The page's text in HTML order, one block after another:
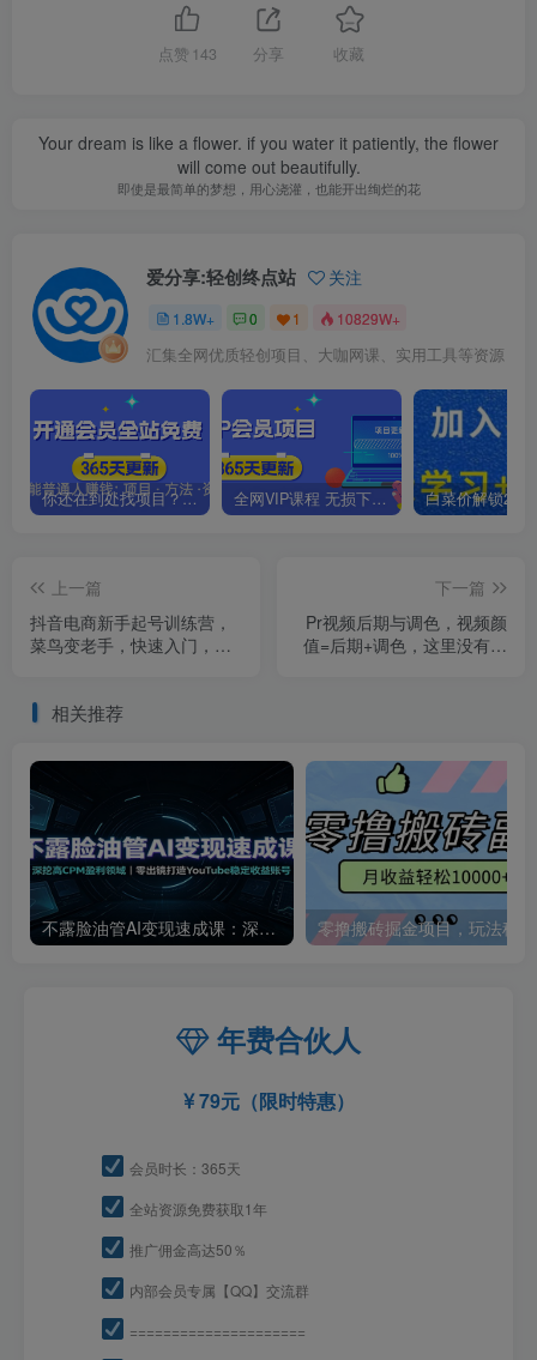
点赞 143 分享 收藏
Your dream is like a flower. if you water it patiently, the flower
will come out beautifully.
即使是最简单的梦想，用心浇灌，也能开出绚烂的花
爱分享:轻创终点站 关注
1.8W+ 0 1 10829W+
汇集全网优质轻创项目、大咖网课、实用工具等资源
你还在到处找项目？还在当韭菜？我靠卖项目一个月收入5万+，曾经我也是个失败者。 全网VIP课程 无损下载~.~
上一篇
抖音电商新手起号训练营，
菜鸟变老手，快速入门，新
下一篇
Pr视频后期与调色，视频颜
值=后期+调色，这里没有套
相关推荐
不露脸油管AI变现速成课：深挖高CPM盈利领域，零出镜打造YouTube稳定收益账号
年费合伙人
79元（限时特惠）
会员时长：365天
全站资源免费获取1年
推广佣金高达50％
内部会员专属【QQ】交流群
=====================